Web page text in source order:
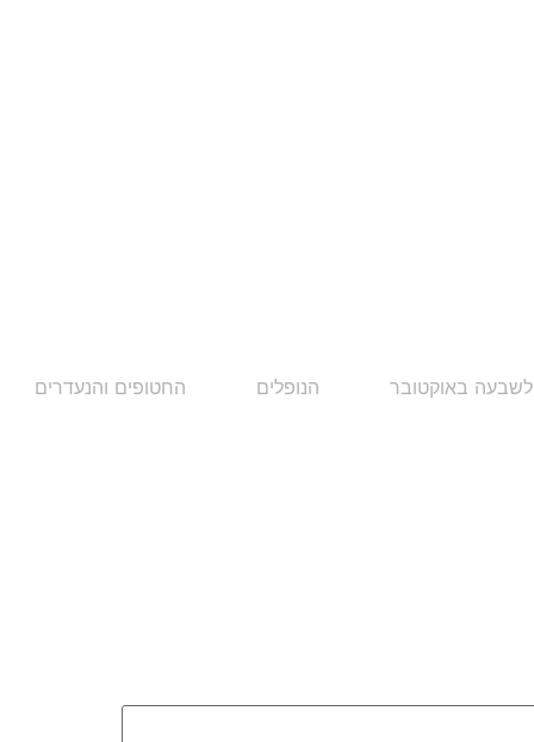
לשבעה באוקטובר הנופלים החטופים והנעדרים